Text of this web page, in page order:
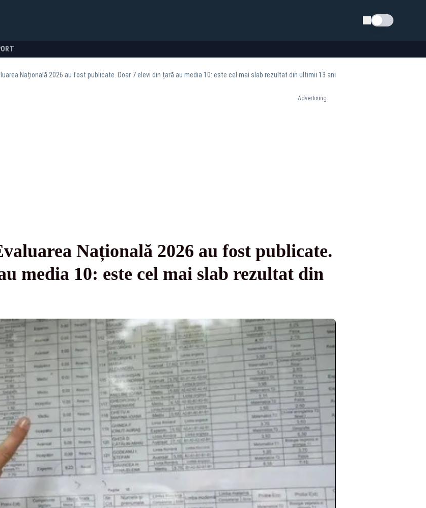
Schimba tema
Națională 2026 au fost publicate. Doar 7 elevi din țară au media 10: este cel mai slab rezultat din ultimii 13 ani
Advertising
Națională 2026 au fost publicate.
media 10: este cel mai slab rezultat din